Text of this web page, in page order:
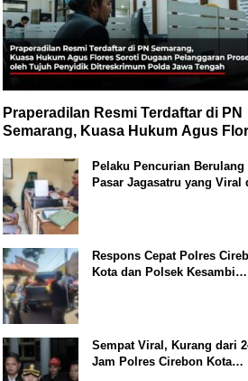
Praperadilan Resmi Terdaftar di PN
Semarang, Kuasa Hukum Agus
Tujuh Penyidik Ditreskrimum Polda
Jawa Tengah
Pelaku Pencurian Berulang
Pasar Jagasatru yang Viral
Respons Cepat Polres
Kota dan Polsek Kesambi
Sempat Viral, Kurang dari
Jam Polres Cirebon Kota